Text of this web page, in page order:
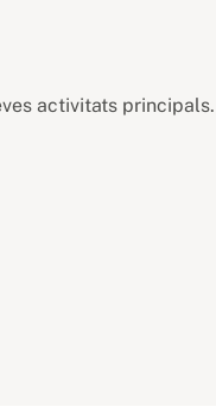
activitats principals.